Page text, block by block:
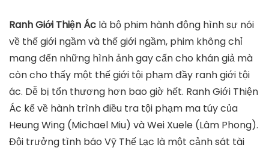
Ranh Giới Thiện Ác là bộ phim hành động hình sự nói
về thế giới ngầm và thế giới ngầm, phim không chỉ
mang đến những hình ảnh gay cấn cho khán giả mà
còn cho thấy một thế giới tội phạm đầy ranh giới tội
ác. Dễ bị tổn thương hơn bao giờ hết. Ranh Giới Thiện
Ác kể về hành trình điều tra tội phạm ma túy của
Heung Wing (Michael Miu) và Wei Xuele (Lâm Phong).
Đội trưởng tình báo Vỹ Thế Lạc là một cảnh sát tài